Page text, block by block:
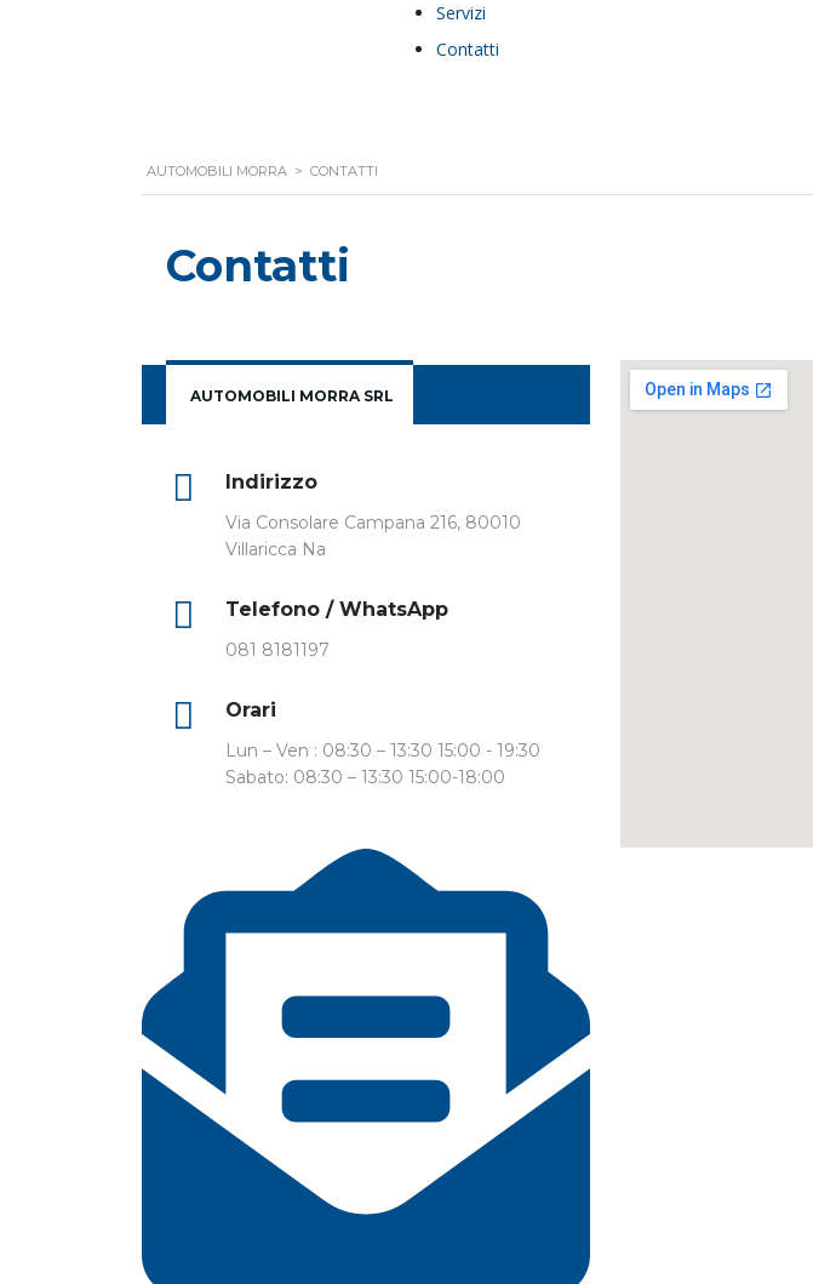
Servizi
Contatti
AUTOMOBILI MORRA > CONTATTI
Contatti
AUTOMOBILI MORRA SRL
Indirizzo
Via Consolare Campana 216, 80010
Villaricca Na
Telefono / WhatsApp
081 8181197
Orari
Lun – Ven : 08:30 – 13:30 15:00 - 19:30
Sabato: 08:30 – 13:30 15:00-18:00